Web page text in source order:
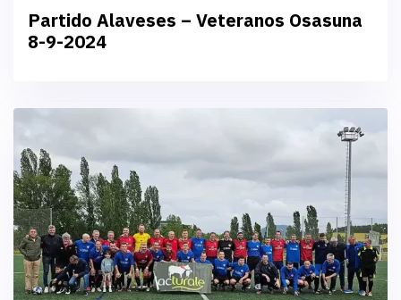
Partido Alaveses – Veteranos Osasuna
8-9-2024